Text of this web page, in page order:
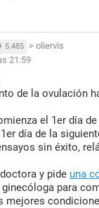
5.485 > oliervis
21:59
de la ovulación
el 1er día
día de la
sin éxito,
y pide una
ginecóloga para
mejores